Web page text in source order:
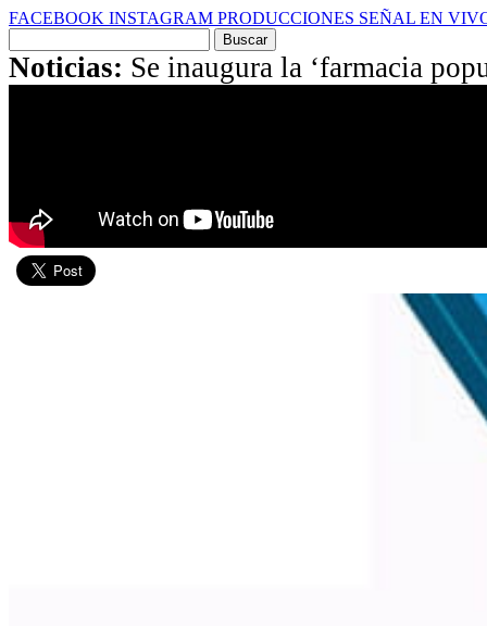
FACEBOOK INSTAGRAM PRODUCCIONES SEÑAL EN
por:
Noticias: Se inaugura la ‘farmacia